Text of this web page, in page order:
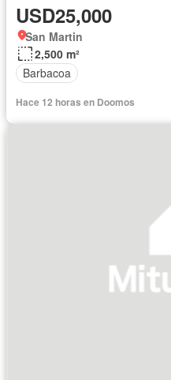
USD25,000
San Martin
2,500 m²
Barbacoa
Hace 12 horas en Doomos